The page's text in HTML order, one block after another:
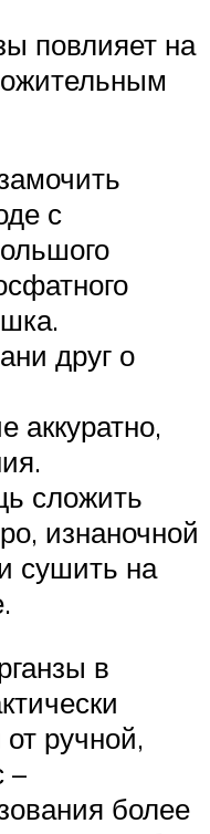
повлияет на
с
друг о
аккуратно,
сложить
изнаночной
сушить на
в
ручной,
–
более